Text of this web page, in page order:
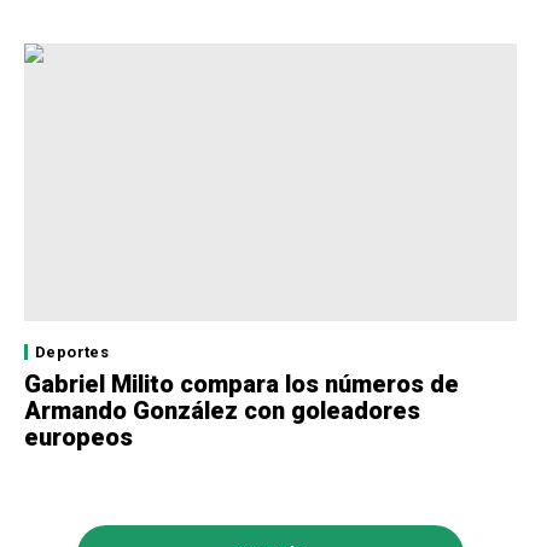
Deportes
Gabriel Milito compara los números de
Armando González con goleadores
europeos